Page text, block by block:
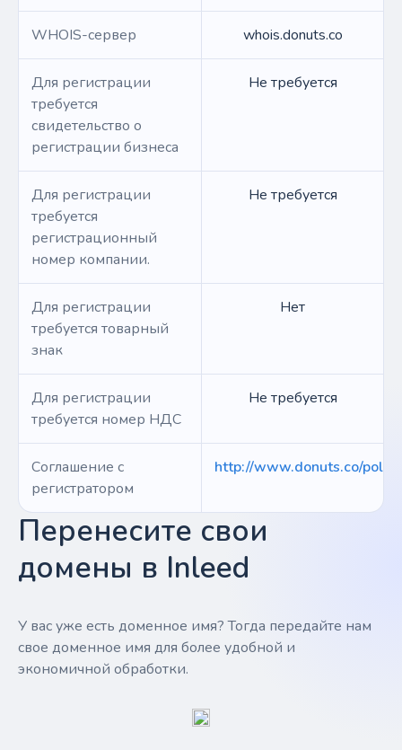
WHOIS-сервер whois.donuts.co
Для регистрации
требуется
свидетельство о
регистрации бизнеса
Не требуется
Для регистрации
требуется
регистрационный
номер компании.
Не требуется
Для регистрации
требуется товарный
знак
Нет
Для регистрации
требуется номер НДС
Не требуется
Соглашение с
регистратором
http://www.donuts.co/
Перенесите свои
домены в Inleed
У вас уже есть доменное имя? Тогда передайте нам
свое доменное имя для более удобной и
экономичной обработки.